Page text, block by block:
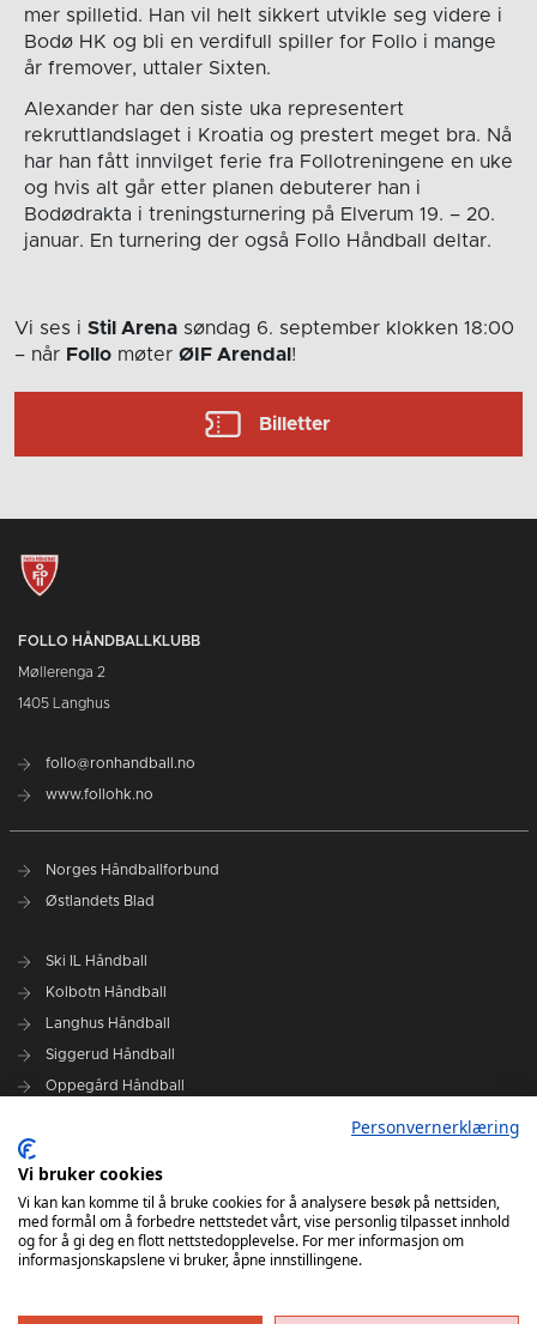
mer spilletid. Han vil helt sikkert utvikle seg videre i
Bodø HK og bli en verdifull spiller for Follo i mange
år fremover, uttaler Sixten.
Alexander har den siste uka representert
rekruttlandslaget i Kroatia og prestert meget bra. Nå
har han fått innvilget ferie fra Follotreningene en uke
og hvis alt går etter planen debuterer han i
Bodødrakta i treningsturnering på Elverum 19. – 20.
januar. En turnering der også Follo Håndball deltar.
Vi ses i Stil Arena søndag 6. september klokken 18:00
– når Follo møter ØIF Arendal !
Billetter
FOLLO HÅNDBALLKLUBB
Møllerenga 2
1405 Langhus
follo@ronhandball.no
www.follohk.no
Norges Håndballforbund
Østlandets Blad
Ski IL Håndball
Kolbotn Håndball
Langhus Håndball
Siggerud Håndball
Oppegård Håndball
Grafisk design Follo HK - Tor Solstad
Follo Media - Tor Solstad - Geir Thomas Fossum - Erik Manshaus-
Hanne Roald
Personvernerklæring
Vi bruker cookies
Vi kan kan komme til å bruke cookies for å analysere besøk på nettsiden,
med formål om å forbedre nettstedet vårt, vise personlig tilpasset innhold
og for å gi deg en flott nettstedopplevelse. For mer informasjon om
informasjonskapslene vi bruker, åpne innstillingene.